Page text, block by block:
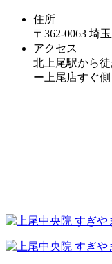
住所
〒362-0063 埼
アクセス
北上尾駅から
ー上尾店すぐ側